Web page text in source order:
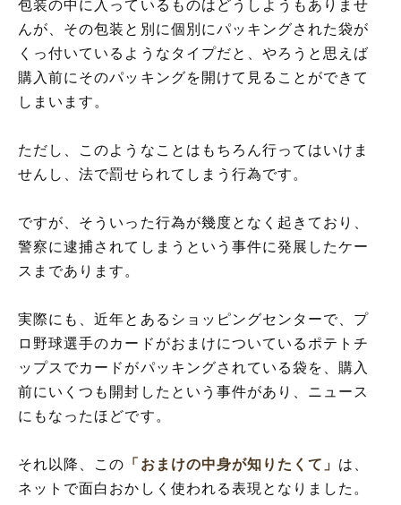
包装の中に入っているものはどうしようもありませ
んが、その包装と別に個別にパッキングされた袋が
くっ付いているようなタイプだと、やろうと思えば
購入前にそのパッキングを開けて見ることができて
しまいます。
ただし、このようなことはもちろん行ってはいけま
せんし、法で罰せられてしまう行為です。
ですが、そういった行為が幾度となく起きており、
警察に逮捕されてしまうという事件に発展したケー
スまであります。
実際にも、近年とあるショッピングセンターで、プ
ロ野球選手のカードがおまけについているポテトチ
ップスでカードがパッキングされている袋を、購入
前にいくつも開封したという事件があり、ニュース
にもなったほどです。
それ以降、この 「おまけの中身が知りたくて」 は、
ネットで面白おかしく使われる表現となりました。